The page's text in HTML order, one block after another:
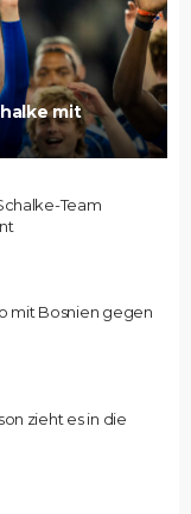
mit
Team
mit Bosnien gegen
zieht es in die